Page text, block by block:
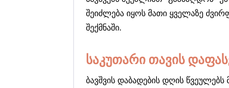
შეიძლება იყოს მათი ყველაზე
შექმნაში.
საკუთარი თავის
ბავშვის დაბადების დღის